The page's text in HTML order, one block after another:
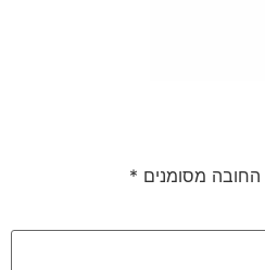
מסומנים *